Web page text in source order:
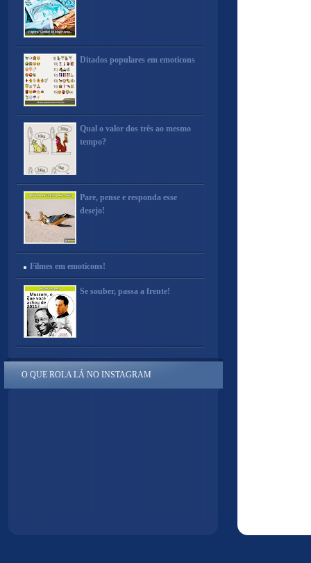
Ditados populares em emoticons
Qual o valor dos três ao mesmo
tempo?
Pare, pense e responda esse
desejo!
Filmes em emoticons!
Se souber, passa a frente!
O QUE ROLA LÁ NO INSTAGRAM